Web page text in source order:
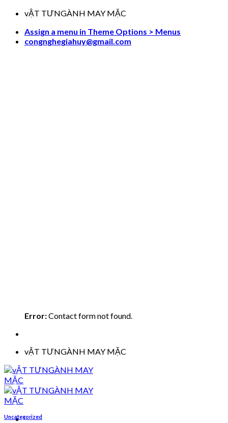
Skip
content
vẬT TƯNGÀNH MAY MẶC
Assign a menu in Theme Options > Menus
congnghegiahuy@gmail.com
Error:Contact form not found.
vẬT TƯNGÀNH MAY MẶC
Uncategorized